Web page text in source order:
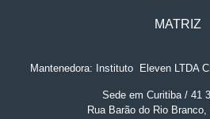
MATRIZ
Mantenedora: Instituto. Eleven LTDA
Sede em Curitiba / 41
Rua Barão do Rio Branco,